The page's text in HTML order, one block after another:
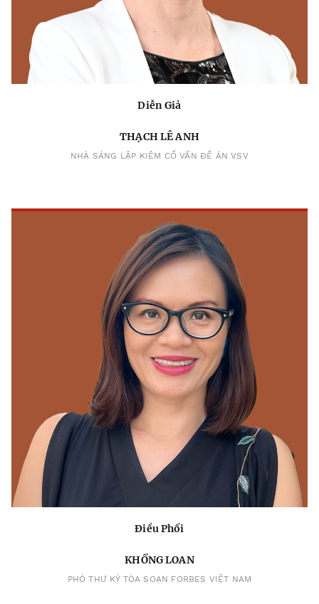
Diễn Giả
THẠCH LÊ ANH
NHÀ SÁNG LẬP KIÊM CỐ VẤN ĐỀ ÁN VSV
Điều Phối
KHỔNG LOAN
PHÓ THƯ KÝ TÒA SOẠN FORBES VIỆT NAM